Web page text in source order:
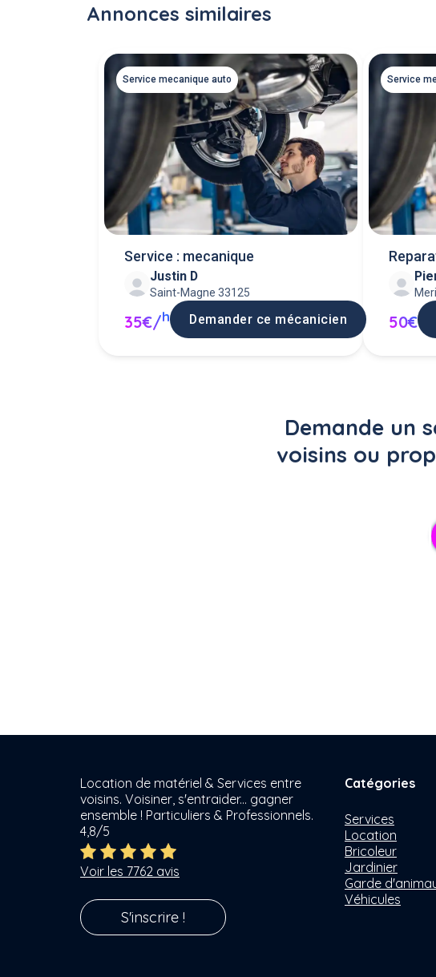
Annonces similaires
Service mecanique auto
Service : mecanique
Justin D
Saint-Magne 33125
35€/h Demander ce mécanicien
Service
50€
Demande un
voisins ou
Location de matériel & Services entre
voisins. Voisiner, s'entraider... gagner
ensemble ! Particuliers & Professionnels.
4,8/5
Voir les 7762 avis
S'inscrire !
Catégories
Services
Location
Bricoleur
Jardinier
Garde
Véhicules